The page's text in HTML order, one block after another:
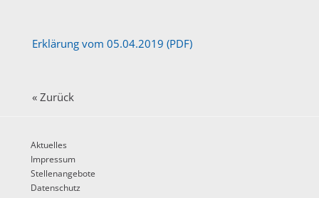
Erklärung vom 05.04.2019 (PDF)
« Zurück
Aktuelles
Impressum
Stellenangebote
Datenschutz